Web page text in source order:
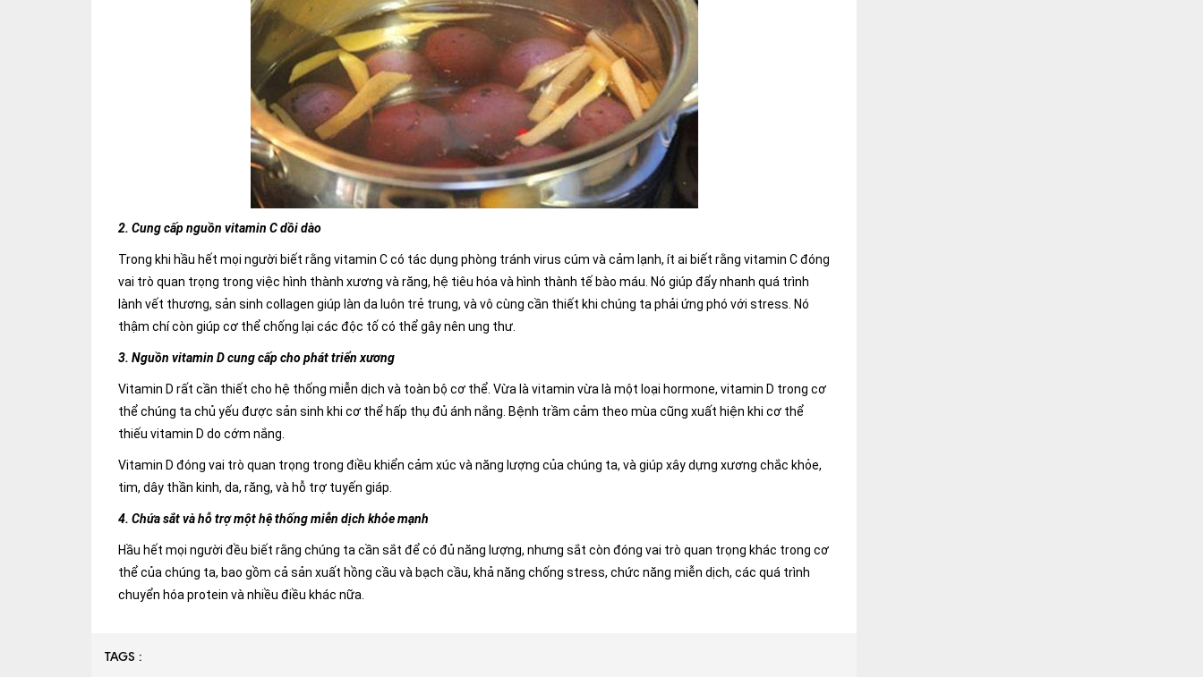
2. Cung cấp nguồn vitamin C dồi dào
Trong khi hầu hết mọi người biết rằng vitamin C có tác dụng phòng tránh virus cúm và cảm lạnh, ít ai biết rằng vitamin C đóng
vai trò quan trọng trong việc hình thành xương và răng, hệ tiêu hóa và hình thành tế bào máu. Nó giúp đẩy nhanh quá trình
lành vết thương, sản sinh collagen giúp làn da luôn trẻ trung, và vô cùng cần thiết khi chúng ta phải ứng phó với stress. Nó
thậm chí còn giúp cơ thể chống lại các độc tố có thể gây nên ung thư.
3. Nguồn vitamin D cung cấp cho phát triển xương
Vitamin D rất cần thiết cho hệ thống miễn dịch và toàn bộ cơ thể. Vừa là vitamin vừa là một loại hormone, vitamin D trong cơ
thể chúng ta chủ yếu được sản sinh khi cơ thể hấp thụ đủ ánh nắng. Bệnh trầm cảm theo mùa cũng xuất hiện khi cơ thể
thiếu vitamin D do cớm nắng.
Vitamin D đóng vai trò quan trọng trong điều khiển cảm xúc và năng lượng của chúng ta, và giúp xây dựng xương chắc khỏe,
tim, dây thần kinh, da, răng, và hỗ trợ tuyến giáp.
4. Chứa sắt và hỗ trợ một hệ thống miễn dịch khỏe mạnh
Hầu hết mọi người đều biết rằng chúng ta cần sắt để có đủ năng lượng, nhưng sắt còn đóng vai trò quan trọng khác trong cơ
thể của chúng ta, bao gồm cả sản xuất hồng cầu và bạch cầu, khả năng chống stress, chức năng miễn dịch, các quá trình
chuyển hóa protein và nhiều điều khác nữa.
TAGS :